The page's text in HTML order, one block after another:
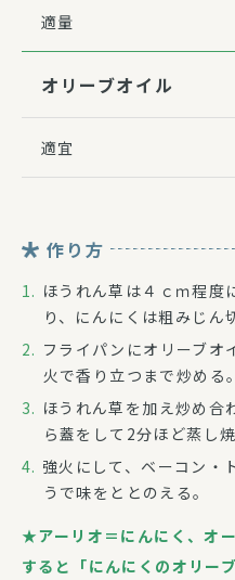
適量
オリーブオイル
適宜
作り方
ほうれん草は４ｃｍ程度
り、にんにくは粗みじん
フライパンにオリーブオ
火で香り立つまで炒める。
ほうれん草を加え炒め合
ら蓋をして2分ほど蒸し焼
強火にして、ベーコン・
うで味をととのえる。
★アーリオ＝にんにく、オ
すると「にんにくのオリー